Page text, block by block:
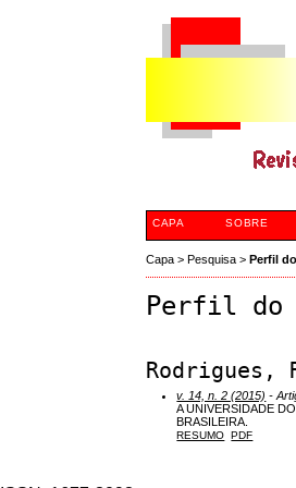
CAPA SOBRE
Capa >Pesquisa >Perfil
Perfil do
Rodrigues,
v. 14, n. 2 (2015) -
A UNIVERSIDADE
BRASILEIRA.
RESUMO PDF